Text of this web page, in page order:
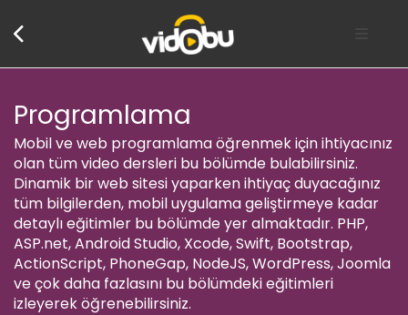
Programlama
Mobil ve web programlama öğrenmek için ihtiyacınız
olan tüm video dersleri bu bölümde bulabilirsiniz.
Dinamik bir web sitesi yaparken ihtiyaç duyacağınız
tüm bilgilerden, mobil uygulama geliştirmeye kadar
detaylı eğitimler bu bölümde yer almaktadır. PHP,
ASP.net, Android Studio, Xcode, Swift, Bootstrap,
ActionScript, PhoneGap, NodeJS, WordPress, Joomla
ve çok daha fazlasını bu bölümdeki eğitimleri
izleyerek öğrenebilirsiniz.